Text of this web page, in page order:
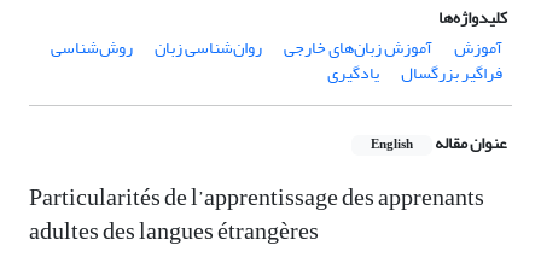
کلیدواژه‌ها
آموزش
آموزش زبان‌های خارجی روان‌شناسی زبان روش‌شناسی
فراگیر بزرگسال یادگیری
عنوان مقاله English
Particularités de l’apprentissage des apprenants
adultes des langues étrangères